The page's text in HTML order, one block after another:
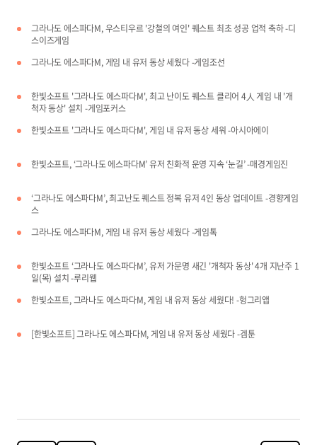
그라나도 에스파다M, 우스티우르 '강철의 여인' 퀘스트 최초 성공 업적 축하 -디
스이즈게임
그라나도 에스파다M, 게임 내 유저 동상 세웠다 -게임조선
한빛소프트 '그라나도 에스파다M', 최고 난이도 퀘스트 클리어 4人 게임 내 '개
척자 동상' 설치 -게임포커스
한빛소프트 '그라나도 에스파다M', 게임 내 유저 동상 세워 -아시아에이
한빛소프트, ‘그라나도 에스파다M’ 유저 친화적 운영 지속 ‘눈길’ -매경게임진
‘그라나도 에스파다M’, 최고난도 퀘스트 정복 유저 4인 동상 업데이트 -경향게임
스
그라나도 에스파다M, 게임 내 유저 동상 세웠다 -게임톡
한빛소프트 ‘그라나도 에스파다M’, 유저 가문명 새긴 '개척자 동상' 4개 지난주 1
일(목) 설치 -루리웹
한빛소프트, 그라나도 에스파다M, 게임 내 유저 동상 세웠다! -헝그리앱
[한빛소프트] 그라나도 에스파다M, 게임 내 유저 동상 세웠다 -겜툰